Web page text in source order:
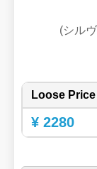
(シル
Loose Price
¥ 2280